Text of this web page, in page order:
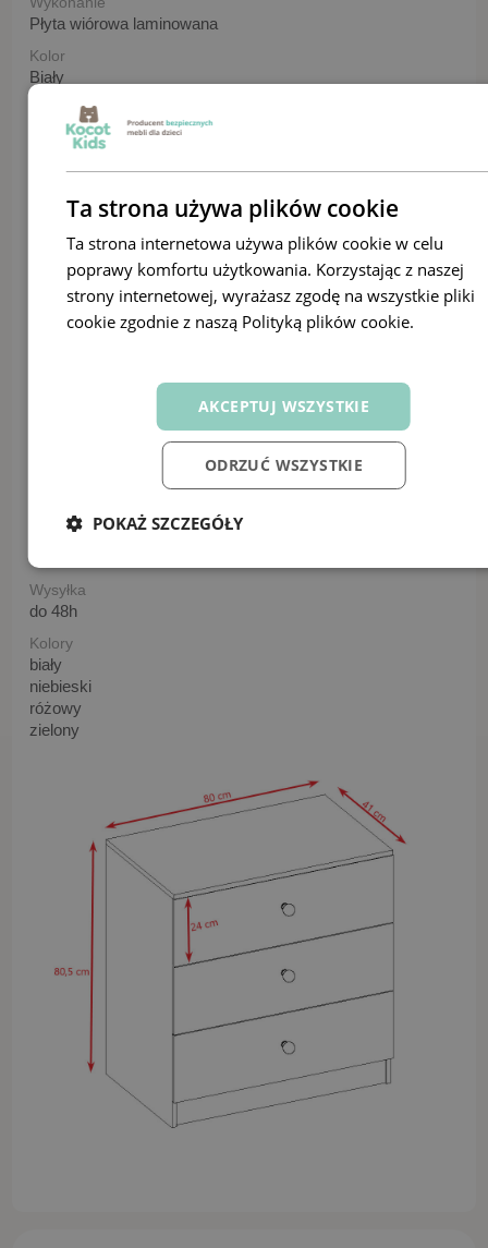
Płyta wiórowa laminowana
Kolor
Biały
Grubość płyty
18 mm
Szerokość
41 | 80 cm
Wysokość
81 | 80,5 cm
Wysokość frontu szuflady
Maksymalne obciążenie
Wysyłka
do 48h
Kolory
biały
niebieski
różowy
zielony
Ta strona używa plików cookie
Ta strona internetowa używa plików cookie w celu
poprawy komfortu użytkowania. Korzystając z naszej
strony internetowej, wyrażasz zgodę na wszystkie pliki
cookie zgodnie z naszą Polityką plików cookie.
AKCEPTUJ WSZYSTKIE
ODRZUĆ WSZYSTKIE
POKAŻ SZCZEGÓŁY